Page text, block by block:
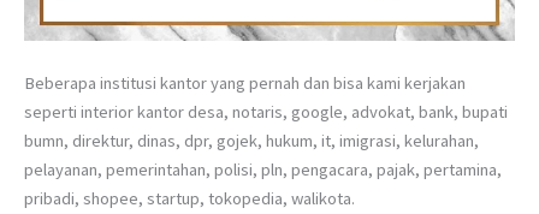
Beberapa institusi kantor yang pernah dan bisa kami kerjakan
seperti interior kantor desa, notaris, google, advokat, bank, bupati
bumn, direktur, dinas, dpr, gojek, hukum, it, imigrasi, kelurahan,
pelayanan, pemerintahan, polisi, pln, pengacara, pajak, pertamina,
pribadi, shopee, startup, tokopedia, walikota.